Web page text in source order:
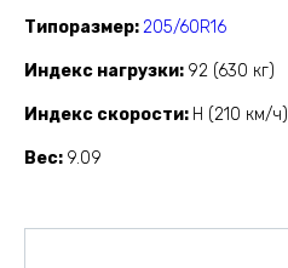
Типоразмер 205/60R16
Индекс нагрузки 92 (630 кг)
Индекс скорости H (210 км/ч)
Вес 9.09